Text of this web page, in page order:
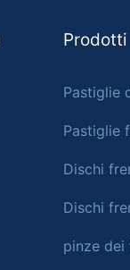
Prodotti
Pastiglie
Pastiglie
Dischi
Dischi
pinze dei